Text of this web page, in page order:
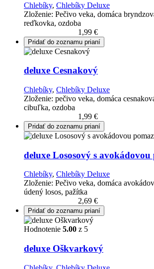
Chlebíky, Chlebíky Deluxe
Zloženie: Pečivo veka, domáca
reďkovka, ozdoba
1,99 €
Pridať do zoznamu prianí
deluxe Cesnakový
Chlebíky, Chlebíky Deluxe
Zloženie: pečivo veka, domáca
cibuľka, ozdoba
1,99 €
Pridať do zoznamu prianí
deluxe Lososový s
Chlebíky, Chlebíky Deluxe
Zloženie: Pečivo veka, domáca
údený losos, pažítka
2,69 €
Pridať do zoznamu prianí
Hodnotenie 5.00 z 5
deluxe Oškvarkový